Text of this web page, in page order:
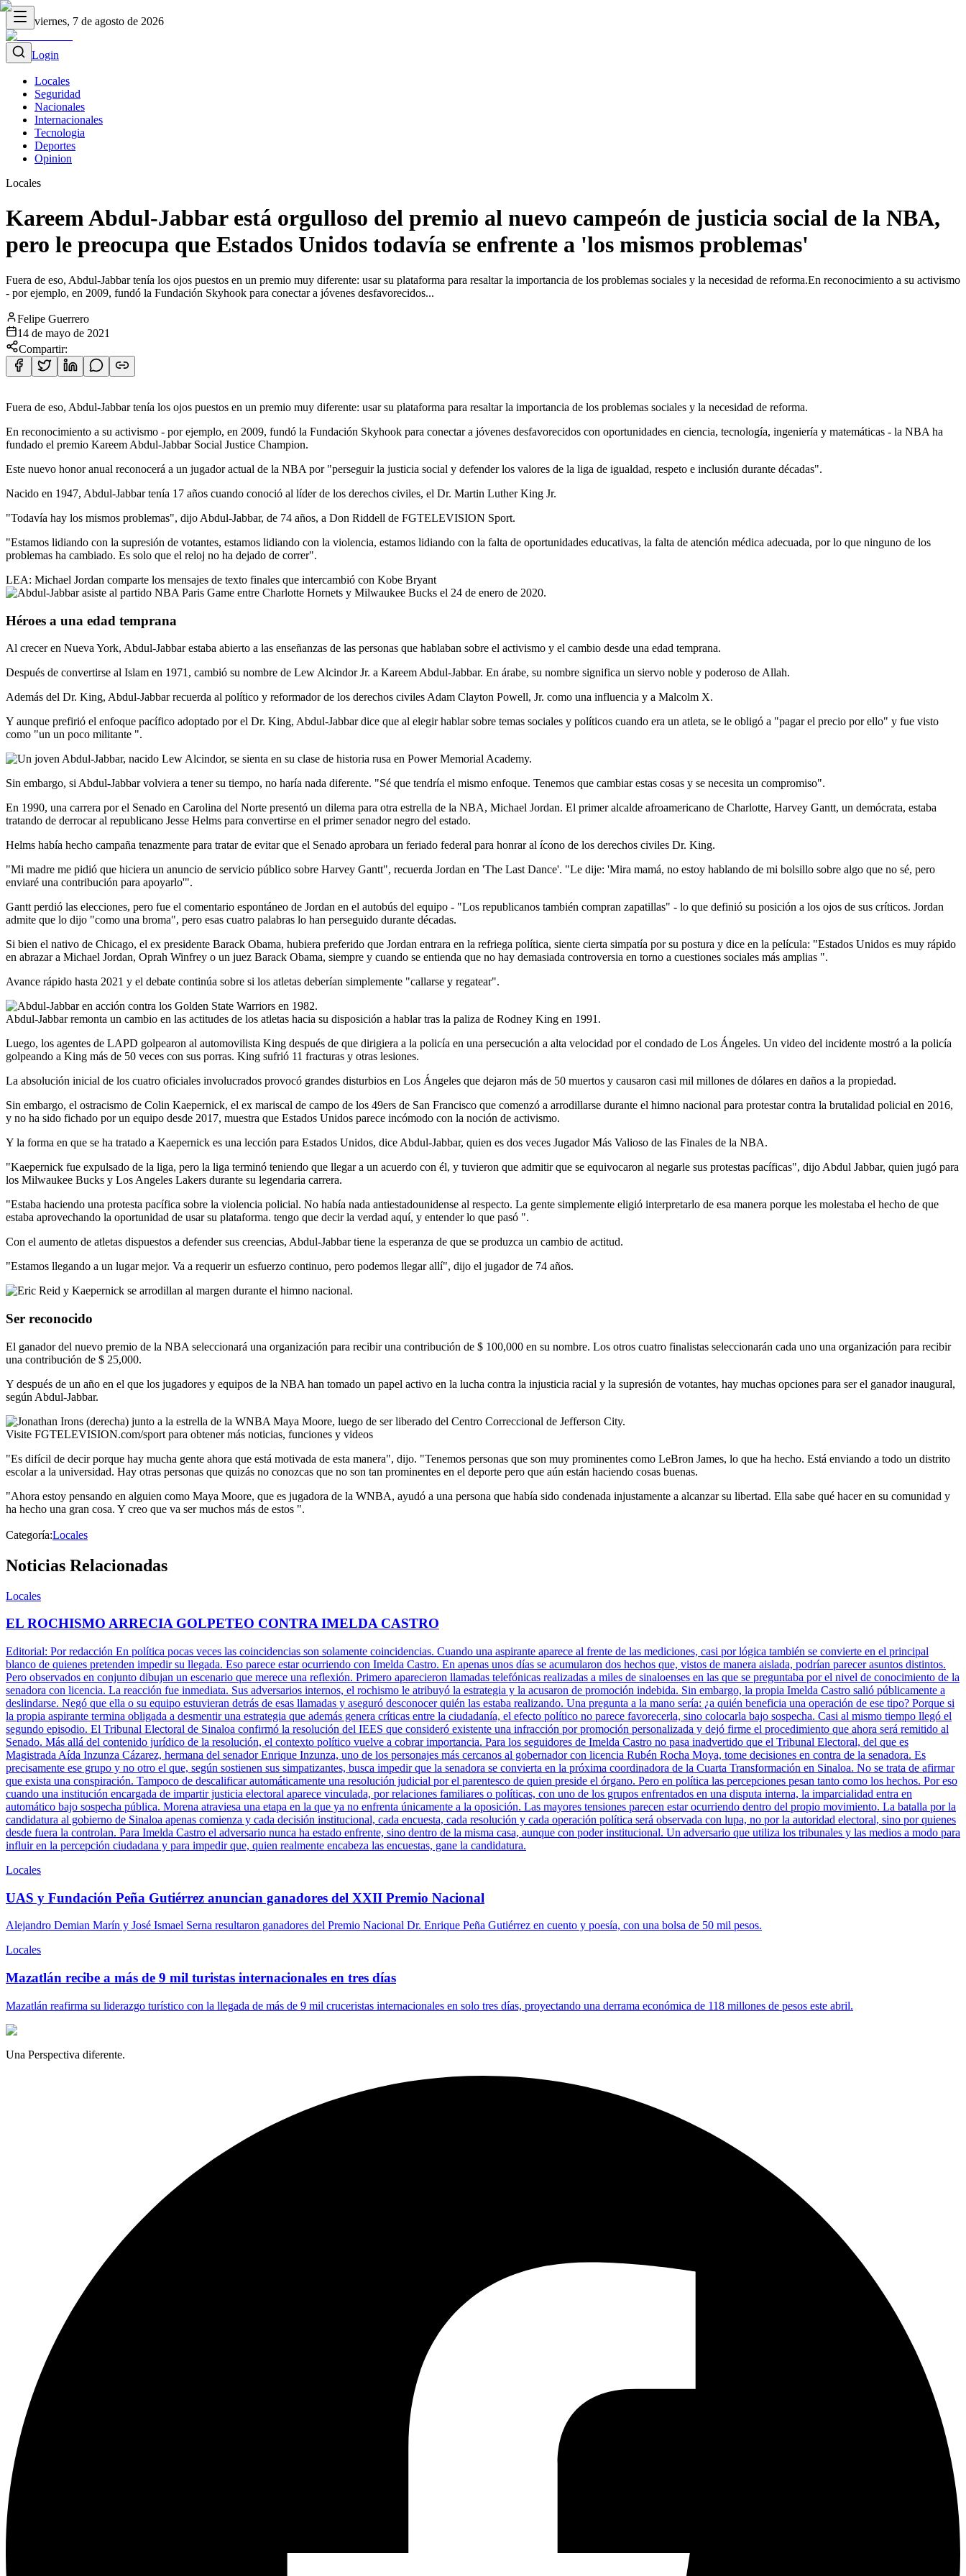
viernes, 7 de agosto de 2026
Login
Locales
Seguridad
Nacionales
Internacionales
Tecnologia
Deportes
Opinion
Locales
Kareem Abdul-Jabbar está orgulloso del premio al nuevo campeón de justicia social de la NBA,
pero le preocupa que Estados Unidos todavía se enfrente a 'los mismos problemas'
Fuera de eso, Abdul-Jabbar tenía los ojos puestos en un premio muy diferente: usar su plataforma para resaltar la importancia de los problemas sociales y la necesidad de reforma.En reconocimiento a su activismo
- por ejemplo, en 2009, fundó la Fundación Skyhook para conectar a jóvenes desfavorecidos...
Felipe Guerrero
14 de mayo de 2021
Compartir:
Fuera de eso, Abdul-Jabbar tenía los ojos puestos en un premio muy diferente: usar su plataforma para resaltar la importancia de los problemas sociales y la necesidad de reforma.
En reconocimiento a su activismo - por ejemplo, en 2009, fundó la Fundación Skyhook para conectar a jóvenes desfavorecidos con oportunidades en ciencia, tecnología, ingeniería y matemáticas - la NBA ha
fundado el premio Kareem Abdul-Jabbar Social Justice Champion.
Este nuevo honor anual reconocerá a un jugador actual de la NBA por "perseguir la justicia social y defender los valores de la liga de igualdad, respeto e inclusión durante décadas".
Nacido en 1947, Abdul-Jabbar tenía 17 años cuando conoció al líder de los derechos civiles, el Dr. Martin Luther King Jr.
"Todavía hay los mismos problemas", dijo Abdul-Jabbar, de 74 años, a Don Riddell de FGTELEVISION Sport.
"Estamos lidiando con la supresión de votantes, estamos lidiando con la violencia, estamos lidiando con la falta de oportunidades educativas, la falta de atención médica adecuada, por lo que ninguno de los
problemas ha cambiado. Es solo que el reloj no ha dejado de correr".
LEA: Michael Jordan comparte los mensajes de texto finales que intercambió con Kobe Bryant
Héroes a una edad temprana
Al crecer en Nueva York, Abdul-Jabbar estaba abierto a las enseñanzas de las personas que hablaban sobre el activismo y el cambio desde una edad temprana.
Después de convertirse al Islam en 1971, cambió su nombre de Lew Alcindor Jr. a Kareem Abdul-Jabbar. En árabe, su nombre significa un siervo noble y poderoso de Allah.
Además del Dr. King, Abdul-Jabbar recuerda al político y reformador de los derechos civiles Adam Clayton Powell, Jr. como una influencia y a Malcolm X.
Y aunque prefirió el enfoque pacífico adoptado por el Dr. King, Abdul-Jabbar dice que al elegir hablar sobre temas sociales y políticos cuando era un atleta, se le obligó a "pagar el precio por ello" y fue visto
como "un un poco militante ".
Sin embargo, si Abdul-Jabbar volviera a tener su tiempo, no haría nada diferente. "Sé que tendría el mismo enfoque. Tenemos que cambiar estas cosas y se necesita un compromiso".
En 1990, una carrera por el Senado en Carolina del Norte presentó un dilema para otra estrella de la NBA, Michael Jordan. El primer alcalde afroamericano de Charlotte, Harvey Gantt, un demócrata, estaba
tratando de derrocar al republicano Jesse Helms para convertirse en el primer senador negro del estado.
Helms había hecho campaña tenazmente para tratar de evitar que el Senado aprobara un feriado federal para honrar al ícono de los derechos civiles Dr. King.
"Mi madre me pidió que hiciera un anuncio de servicio público sobre Harvey Gantt", recuerda Jordan en 'The Last Dance'. "Le dije: 'Mira mamá, no estoy hablando de mi bolsillo sobre algo que no sé, pero
enviaré una contribución para apoyarlo'".
Gantt perdió las elecciones, pero fue el comentario espontáneo de Jordan en el autobús del equipo - "Los republicanos también compran zapatillas" - lo que definió su posición a los ojos de sus críticos. Jordan
admite que lo dijo "como una broma", pero esas cuatro palabras lo han perseguido durante décadas.
Si bien el nativo de Chicago, el ex presidente Barack Obama, hubiera preferido que Jordan entrara en la refriega política, siente cierta simpatía por su postura y dice en la película: "Estados Unidos es muy rápido
en abrazar a Michael Jordan, Oprah Winfrey o un juez Barack Obama, siempre y cuando se entienda que no hay demasiada controversia en torno a cuestiones sociales más amplias ".
Avance rápido hasta 2021 y el debate continúa sobre si los atletas deberían simplemente "callarse y regatear".
Abdul-Jabbar remonta un cambio en las actitudes de los atletas hacia su disposición a hablar tras la paliza de Rodney King en 1991.
Luego, los agentes de LAPD golpearon al automovilista King después de que dirigiera a la policía en una persecución a alta velocidad por el condado de Los Ángeles. Un video del incidente mostró a la policía
golpeando a King más de 50 veces con sus porras. King sufrió 11 fracturas y otras lesiones.
La absolución inicial de los cuatro oficiales involucrados provocó grandes disturbios en Los Ángeles que dejaron más de 50 muertos y causaron casi mil millones de dólares en daños a la propiedad.
Sin embargo, el ostracismo de Colin Kaepernick, el ex mariscal de campo de los 49ers de San Francisco que comenzó a arrodillarse durante el himno nacional para protestar contra la brutalidad policial en 2016,
y no ha sido fichado por un equipo desde 2017, muestra que Estados Unidos parece incómodo con la noción de activismo.
Y la forma en que se ha tratado a Kaepernick es una lección para Estados Unidos, dice Abdul-Jabbar, quien es dos veces Jugador Más Valioso de las Finales de la NBA.
"Kaepernick fue expulsado de la liga, pero la liga terminó teniendo que llegar a un acuerdo con él, y tuvieron que admitir que se equivocaron al negarle sus protestas pacíficas", dijo Abdul Jabbar, quien jugó para
los Milwaukee Bucks y Los Angeles Lakers durante su legendaria carrera.
"Estaba haciendo una protesta pacífica sobre la violencia policial. No había nada antiestadounidense al respecto. La gente simplemente eligió interpretarlo de esa manera porque les molestaba el hecho de que
estaba aprovechando la oportunidad de usar su plataforma. tengo que decir la verdad aquí, y entender lo que pasó ".
Con el aumento de atletas dispuestos a defender sus creencias, Abdul-Jabbar tiene la esperanza de que se produzca un cambio de actitud.
"Estamos llegando a un lugar mejor. Va a requerir un esfuerzo continuo, pero podemos llegar allí", dijo el jugador de 74 años.
Ser reconocido
El ganador del nuevo premio de la NBA seleccionará una organización para recibir una contribución de $ 100,000 en su nombre. Los otros cuatro finalistas seleccionarán cada uno una organización para recibir
una contribución de $ 25,000.
Y después de un año en el que los jugadores y equipos de la NBA han tomado un papel activo en la lucha contra la injusticia racial y la supresión de votantes, hay muchas opciones para ser el ganador inaugural,
según Abdul-Jabbar.
Visite FGTELEVISION.com/sport para obtener más noticias, funciones y videos
"Es difícil de decir porque hay mucha gente ahora que está motivada de esta manera", dijo. "Tenemos personas que son muy prominentes como LeBron James, lo que ha hecho. Está enviando a todo un distrito
escolar a la universidad. Hay otras personas que quizás no conozcas que no son tan prominentes en el deporte pero que aún están haciendo cosas buenas.
"Ahora estoy pensando en alguien como Maya Moore, que es jugadora de la WNBA, ayudó a una persona que había sido condenada injustamente a alcanzar su libertad. Ella sabe qué hacer en su comunidad y
ha hecho una gran cosa. Y creo que va ser muchos más de estos ".
Categoría:Locales
Noticias Relacionadas
Locales
EL ROCHISMO ARRECIA GOLPETEO CONTRA IMELDA CASTRO
Editorial: Por redacción En política pocas veces las coincidencias son solamente coincidencias. Cuando una aspirante aparece al frente de las mediciones, casi por lógica también se convierte en el principal
blanco de quienes pretenden impedir su llegada. Eso parece estar ocurriendo con Imelda Castro. En apenas unos días se acumularon dos hechos que, vistos de manera aislada, podrían parecer asuntos distintos.
Pero observados en conjunto dibujan un escenario que merece una reflexión. Primero aparecieron llamadas telefónicas realizadas a miles de sinaloenses en las que se preguntaba por el nivel de conocimiento de la
senadora con licencia. La reacción fue inmediata. Sus adversarios internos, el rochismo le atribuyó la estrategia y la acusaron de promoción indebida. Sin embargo, la propia Imelda Castro salió públicamente a
deslindarse. Negó que ella o su equipo estuvieran detrás de esas llamadas y aseguró desconocer quién las estaba realizando. Una pregunta a la mano sería: ¿a quién beneficia una operación de ese tipo? Porque si
la propia aspirante termina obligada a desmentir una estrategia que además genera críticas entre la ciudadanía, el efecto político no parece favorecerla, sino colocarla bajo sospecha. Casi al mismo tiempo llegó el
segundo episodio. El Tribunal Electoral de Sinaloa confirmó la resolución del IEES que consideró existente una infracción por promoción personalizada y dejó firme el procedimiento que ahora será remitido al
Senado. Más allá del contenido jurídico de la resolución, el contexto político vuelve a cobrar importancia. Para los seguidores de Imelda Castro no pasa inadvertido que el Tribunal Electoral, del que es
Magistrada Aída Inzunza Cázarez, hermana del senador Enrique Inzunza, uno de los personajes más cercanos al gobernador con licencia Rubén Rocha Moya, tome decisiones en contra de la senadora. Es
precisamente ese grupo y no otro el que, según sostienen sus simpatizantes, busca impedir que la senadora se convierta en la próxima coordinadora de la Cuarta Transformación en Sinaloa. No se trata de afirmar
que exista una conspiración. Tampoco de descalificar automáticamente una resolución judicial por el parentesco de quien preside el órgano. Pero en política las percepciones pesan tanto como los hechos. Por eso
cuando una institución encargada de impartir justicia electoral aparece vinculada, por relaciones familiares o políticas, con uno de los grupos enfrentados en una disputa interna, la imparcialidad entra en
automático bajo sospecha pública. Morena atraviesa una etapa en la que ya no enfrenta únicamente a la oposición. Las mayores tensiones parecen estar ocurriendo dentro del propio movimiento. La batalla por la
candidatura al gobierno de Sinaloa apenas comienza y cada decisión institucional, cada encuesta, cada resolución y cada operación política será observada con lupa, no por la autoridad electoral, sino por quienes
desde fuera la controlan. Para Imelda Castro el adversario nunca ha estado enfrente, sino dentro de la misma casa, aunque con poder institucional. Un adversario que utiliza los tribunales y las medios a modo para
influir en la percepción ciudadana y para impedir que, quien realmente encabeza las encuestas, gane la candidatura.
Locales
UAS y Fundación Peña Gutiérrez anuncian ganadores del XXII Premio Nacional
Alejandro Demian Marín y José Ismael Serna resultaron ganadores del Premio Nacional Dr. Enrique Peña Gutiérrez en cuento y poesía, con una bolsa de 50 mil pesos.
Locales
Mazatlán recibe a más de 9 mil turistas internacionales en tres días
Mazatlán reafirma su liderazgo turístico con la llegada de más de 9 mil cruceristas internacionales en solo tres días, proyectando una derrama económica de 118 millones de pesos este abril.
Una Perspectiva diferente.